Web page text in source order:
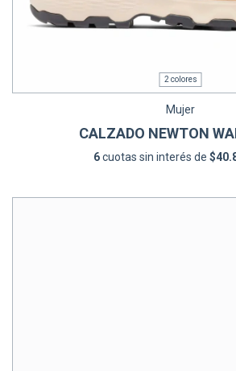
2 colores
Mujer
CALZADO NEWTON
6cuotas sin interés de